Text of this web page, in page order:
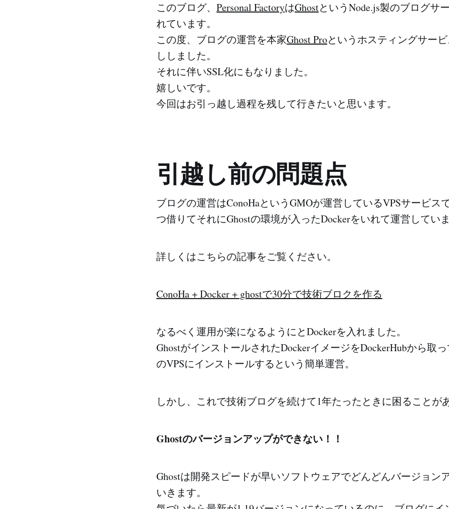
このブログ、 Personal FactoryはGhostというNode.js製のブログサ
れています。
この度、ブログの運営を本家Ghost Proというホスティングサー
ししました。
それに伴いSSL化にもなりました。
嬉しいです。
今回はお引っ越し過程を残して行きたいと思います。
引越し前の問題点
ブログの運営はConoHaというGMOが運営しているVPSサービス
つ借りてそれにGhostの環境が入ったDockerをいれて運営していま
詳しくはこちらの記事をご覧ください。
ConoHa + Docker + ghostで30分で技術ブロクを作る
なるべく運用が楽になるようにとDockerを入れました。
GhostがインストールされたDockerイメージをDockerHubから取
のVPSにインストールするという簡単運営。
しかし、これで技術ブログを続けて1年たったときに困ることが
Ghostのバージョンアップができない！！
Ghostは開発スピードが早いソフトウェアでどんどんバージョン
いきます。